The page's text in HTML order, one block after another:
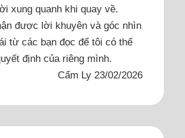
xung quanh khi quay về.
được lời khuyên và góc nhìn
từ các bạn đọc để tôi có thể
định của riêng mình.
Cẩm Ly 23/02/2026